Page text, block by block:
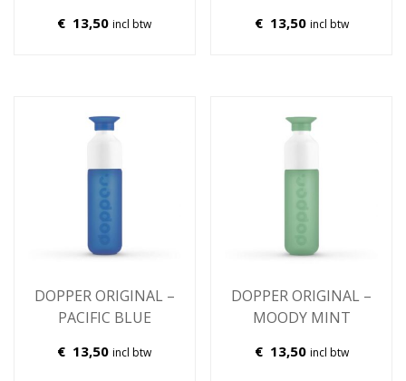
€ 13,50 incl btw € 13,50 incl btw
DOPPER ORIGINAL –
PACIFIC BLUE
€ 13,50 incl btw
DOPPER ORIGINAL –
MOODY MINT
€ 13,50 incl btw